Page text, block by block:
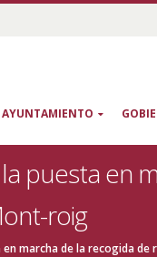
AYUNTAMIENTO
puesta en
roig
marcha de la recogida